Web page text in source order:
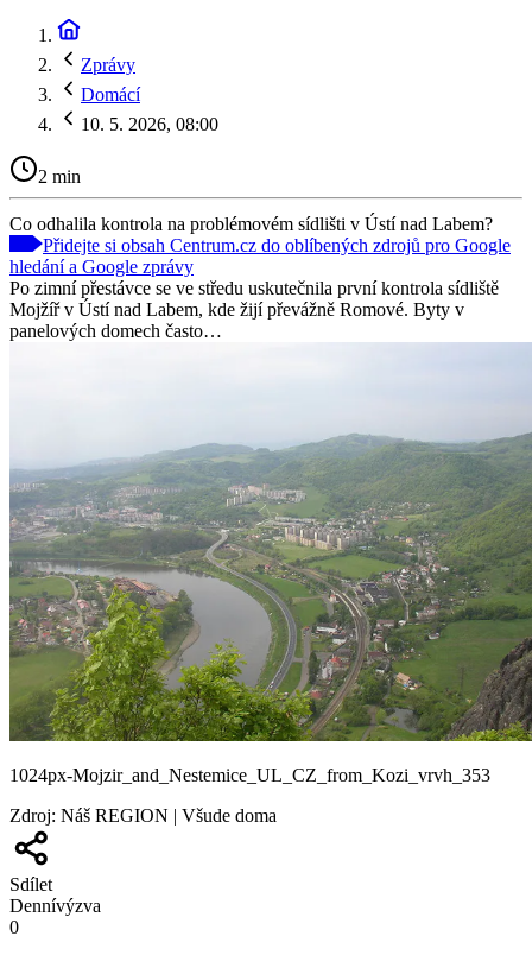
Zprávy
Domácí
10. 5. 2026, 08:00
2 min
Co odhalila kontrola na problémovém sídlišti v Ústí nad Labem?
Přidejte si obsah Centrum.cz do oblíbených zdrojů pro Google
hledání a Google zprávy
Po zimní přestávce se ve středu uskutečnila první kontrola sídliště
Mojžíř v Ústí nad Labem, kde žijí převážně Romové. Byty v
panelových domech často…
1024px-Mojzir_and_Nestemice_UL_CZ_from_Kozi_vrvh_353
Zdroj: Náš REGION | Všude doma
Sdílet
Dennívýzva
0